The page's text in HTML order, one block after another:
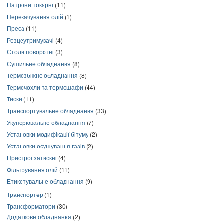
Патрони токарні (11)
Перекачування олій (1)
Преса (11)
Резцеутримувачі (4)
Столи поворотні (3)
Сушильне обладнання (8)
Термозбіжне обладнання (8)
Термочохли та термошафи (44)
Тиски (11)
Транспортувальне обладнання (33)
Укупорювальне обладнання (7)
Установки модифікації бітуму (2)
Установки осушування газів (2)
Пристрої затискні (4)
Фільтрування олій (11)
Етикетувальне обладнання (9)
Транспортер (1)
Трансформатори (30)
Додаткове обладнання (2)